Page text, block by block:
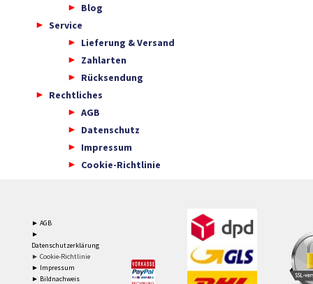
Blog
Service
Lieferung & Versand
Zahlarten
Rücksendung
Rechtliches
AGB
Datenschutz
Impressum
Cookie-Richtlinie
► AGB
►
Datenschutzerklärung
► Cookie-Richtlinie
► Impressum
► Bildnachweis